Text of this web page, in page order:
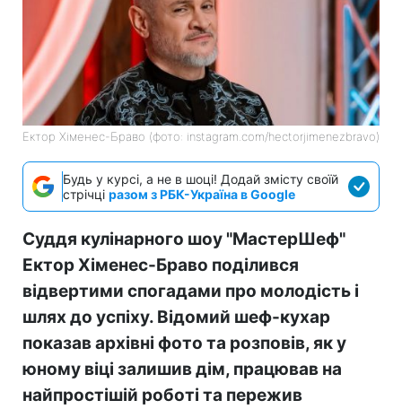
Ектор Хіменес-Браво (фото: instagram.com/hectorjimenezbravo)
Будь у курсі, а не в шоці! Додай змісту своїй
стрічці разом з РБК-Україна в Google
Суддя кулінарного шоу "МастерШеф"
Ектор Хіменес-Браво поділився
відвертими спогадами про молодість і
шлях до успіху. Відомий шеф-кухар
показав архівні фото та розповів, як у
юному віці залишив дім, працював на
найпростішій роботі та пережив